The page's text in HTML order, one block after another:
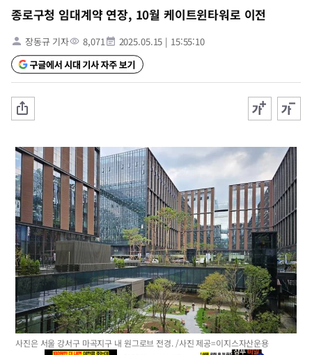
종로구청 임대계약 연장, 10월 케이트윈타워로 이전
장동규 기자 8,071 2025.05.15 | 15:55:10
사진은 서울 강서구 마곡지구 내 원그로브 전경. /사진 제공=이지스자산운용